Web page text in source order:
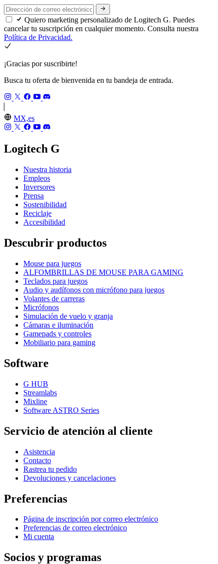
Quiero marketing personalizado de Logitech G. Puedes
cancelar tu suscripción en cualquier momento. Consulta nuestra
Política de Privacidad.
¡Gracias por suscribirte!
Busca tu oferta de bienvenida en tu bandeja de entrada.
MX,es
Logitech G
Nuestra historia
Empleos
Inversores
Prensa
Sostenibilidad
Reciclaje
Accesibilidad
Descubrir productos
Mouse para juegos
ALFOMBRILLAS DE MOUSE PARA GAMING
Teclados para juegos
Audio y audífonos con micrófono para juegos
Volantes de carreras
Micrófonos
Simulación de vuelo y granja
Cámaras e iluminación
Gamepads y controles
Mobiliario para gaming
Software
G HUB
Streamlabs
Mixline
Software ASTRO Series
Servicio de atención al cliente
Asistencia
Contacto
Rastrea tu pedido
Devoluciones y cancelaciones
Preferencias
Página de inscripción por correo electrónico
Preferencias de correo electrónico
Mi cuenta
Socios y programas